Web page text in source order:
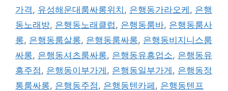
가격 , 유성해운대룸싸롱위치 , 은행동가라오케 , 은행
동노래방, 은행동노래클럽 , 은행동룸바, 은행동룸사
롱, 은행동룸살롱, 은행동룸싸롱, 은행동비지니스룸
싸롱, 은행동셔츠룸싸롱, 은행동유흥업소, 은행동유
흥주점 , 은행동이부가게 , 은행동일부가게 , 은행동정
통룸싸롱, 은행동주점 , 은행동텐카페 , 은행동텐프